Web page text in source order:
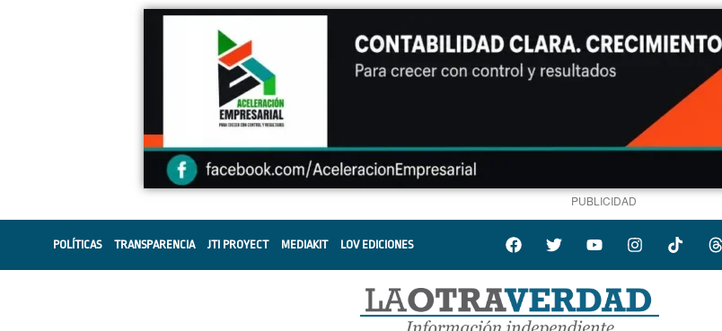
PUBLICIDAD
POLÍTICAS TRANSPARENCIA JTI PROYECT MEDIAKIT LOV EDICIONES